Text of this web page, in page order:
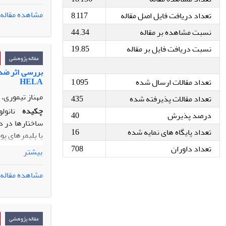
تعداد دریافت فایل اصل مقاله
8,117
نسبت مشاهده بر مقاله
44.34
نسبت دریافت فایل بر مقاله
19.85
تعداد مقالات ارسال شده
1,095
تعداد مقالات پذیرفته شده
435
درصد پذیرش
40
تعداد پایگاه های نمایه شده
16
تعداد داوران
708
کاراپاس
تخم­های
دارای قطر 2
می­دهد که
فارس بالاتر
مشاهده مقاله
مقاله پژوهشی
بررسی اثر
HELA
مهناز
چکیده
ساختارها در
یا پلیمرهای
رحم رده HELA است. از تست MTT، جهت بررسی میزان بقای سلولی استفاده شد. میزان بیان ژن
پوشش‌داده‌
کیتوزان
کافئیک‌
بیشتر
مشاهده مقاله
مقاله پژوهشی